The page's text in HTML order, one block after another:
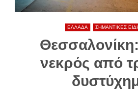
ΕΛΛΑΔΑ ΣΗΜΑΝΤΙΚΕΣ
νεκρός από